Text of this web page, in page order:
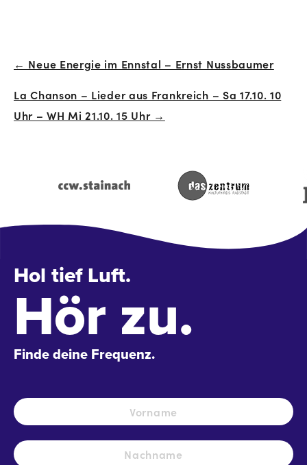
Beitrags-
Navigation
← Neue Energie im Ennstal – Ernst Nussbaumer
La Chanson – Lieder aus Frankreich – Sa 17.10. 10
Uhr – WH Mi 21.10. 15 Uhr →
Hol tief Luft.
Hör zu.
Finde deine Frequenz.
Name *